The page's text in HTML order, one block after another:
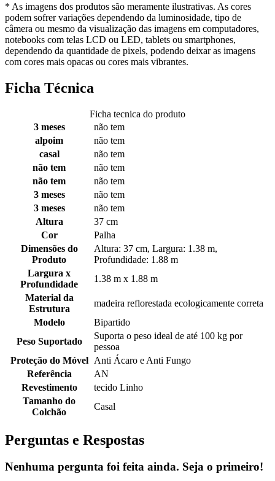
* As imagens dos produtos são meramente ilustrativas. As cores
podem sofrer variações dependendo da luminosidade, tipo de
câmera ou mesmo da visualização das imagens em computadores,
notebooks com telas LCD ou LED, tablets ou smartphones,
dependendo da quantidade de pixels, podendo deixar as imagens
com cores mais opacas ou cores mais vibrantes.
Ficha Técnica
Ficha tecnica do produto
3 meses
não tem
alpoim
não tem
casal
não tem
não tem
não tem
não tem
não tem
3 meses
não tem
3 meses
não tem
Altura
37 cm
Cor
Palha
Dimensões do
Produto
Altura: 37 cm, Largura: 1.38 m,
Profundidade: 1.88 m
Largura x
Profundidade
1.38 m x 1.88 m
Material da
Estrutura
madeira reflorestada ecologicamente correta
Modelo
Bipartido
Peso Suportado
Suporta o peso ideal de até 100 kg por
pessoa
Proteção do Móvel
Anti Ácaro e Anti Fungo
Referência
AN
Revestimento
tecido Linho
Tamanho do
Colchão
Casal
Perguntas e Respostas
Nenhuma pergunta foi feita ainda. Seja o primeiro!